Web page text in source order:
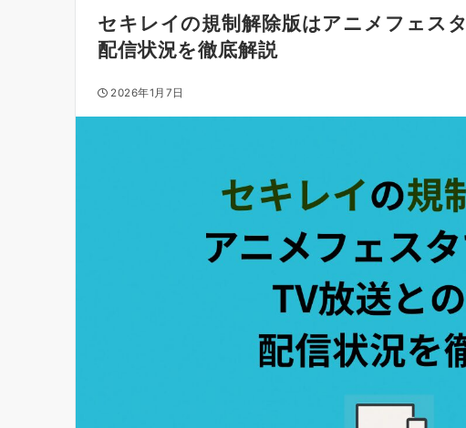
セキレイの規制解除版はアニメフェス
配信状況を徹底解説
2026年1月7日